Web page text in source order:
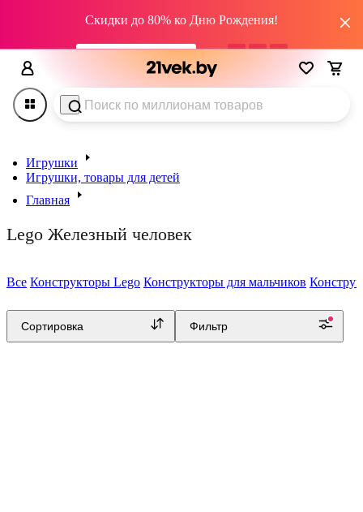
Скидки до 80% ко Дню Рождения!
промокод HAPPY22 02дн 08:56:06
Игрушки
Игрушки, товары для детей
Главная
Lego Железный человек
Все Конструкторы Lego Конструкторы для мальчиков
Сортировка Фильтр
Как выбрать детский конструктор